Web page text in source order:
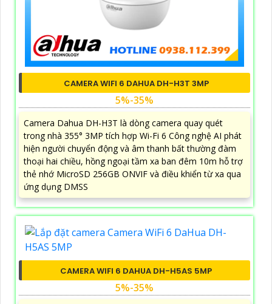
CAMERA WIFI 6 DAHUA DH-H3T 3MP
5%-35%
Camera Dahua DH-H3T là dòng camera quay quét
trong nhà 355° 3MP tích hợp Wi-Fi 6 Công nghệ AI phát
hiện người chuyển động và âm thanh bất thường đàm
thoại hai chiều, hồng ngoại tầm xa ban đêm 10m hỗ trợ
thẻ nhớ MicroSD 256GB ONVIF và điều khiển từ xa qua
ứng dụng DMSS
CAMERA WIFI 6 DAHUA DH-H5AS 5MP
5%-35%